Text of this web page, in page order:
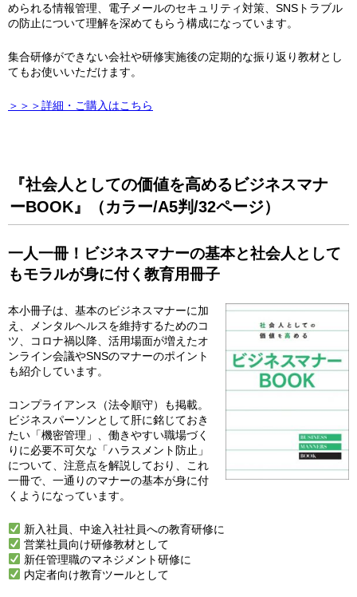
められる情報管理、電子メールのセキュリティ対策、SNSトラブル
の防止について理解を深めてもらう構成になっています。
集合研修ができない会社や研修実施後の定期的な振り返り教材とし
てもお使いいただけます。
＞＞＞詳細・ご購入はこちら
『社会人としての価値を高めるビジネスマナ
ーBOOK』（カラー/A5判/32ページ）
一人一冊！ビジネスマナーの基本と社会人として
もモラルが身に付く教育用冊子
本小冊子は、基本のビジネスマナーに加
え、メンタルヘルスを維持するためのコ
ツ、コロナ禍以降、活用場面が増えたオ
ンライン会議やSNSのマナーのポイント
も紹介しています。
コンプライアンス（法令順守）も掲載。
ビジネスパーソンとして肝に銘じておき
たい「機密管理」、働きやすい職場づく
りに必要不可欠な「ハラスメント防止」
について、注意点を解説しており、これ
一冊で、一通りのマナーの基本が身に付
くようになっています。
新入社員、中途入社社員への教育研修に
営業社員向け研修教材として
新任管理職のマネジメント研修に
内定者向け教育ツールとして